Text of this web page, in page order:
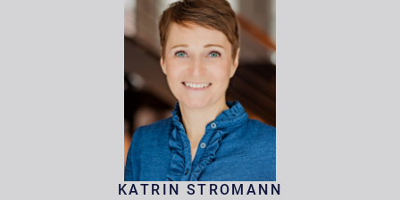
KATRIN STROMANN